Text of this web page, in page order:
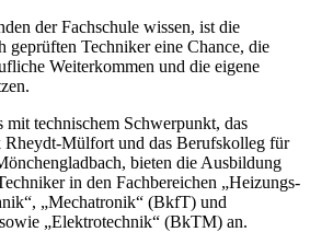
der Fachschule wissen, ist die
geprüften Techniker eine Chance, die
Weiterkommen und die eigene
technischem Schwerpunkt, das
Mülfort und das Berufskolleg für
bieten die Ausbildung
in den Fachbereichen „Heizungs-
„Mechatronik“ (BkfT) und
„Elektrotechnik“ (BkTM) an.